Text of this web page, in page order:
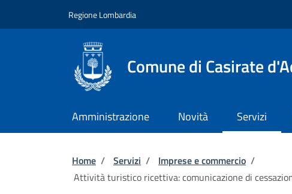
Regione Lombardia
Comune di Casirate
Amministrazione Novità Servizi
Briciole di pane
Home / Servizi / Imprese e commercio /
Attività turistico ricettiva: comunicazione di